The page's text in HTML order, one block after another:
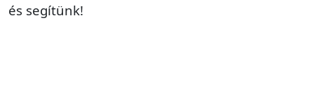
és segítünk!